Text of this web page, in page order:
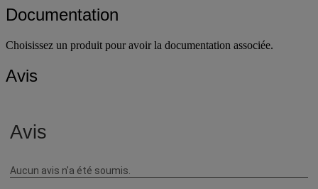
Documentation
Choisissez un produit pour avoir la documentation associée.
Avis